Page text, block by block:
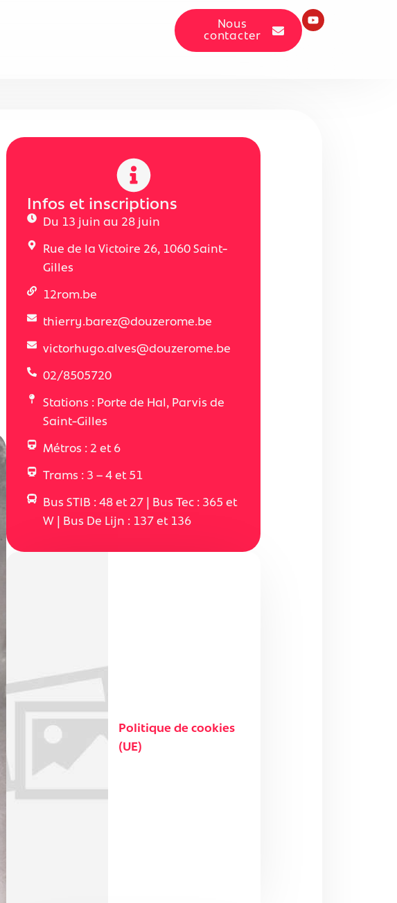
Nous
contacter
Infos et inscriptions
Du 13 juin au 28 juin
Rue de la Victoire 26, 1060 Saint-
Gilles
12rom.be
thierry.barez@douzerome.be
victorhugo.alves@douzerome.be
02/8505720
Stations : Porte de Hal, Parvis de
Saint-Gilles
Métros : 2 et 6
Trams : 3 – 4 et 51
Bus STIB : 48 et 27 | Bus Tec : 365 et
W | Bus De Lijn : 137 et 136
Politique de cookies
(UE)